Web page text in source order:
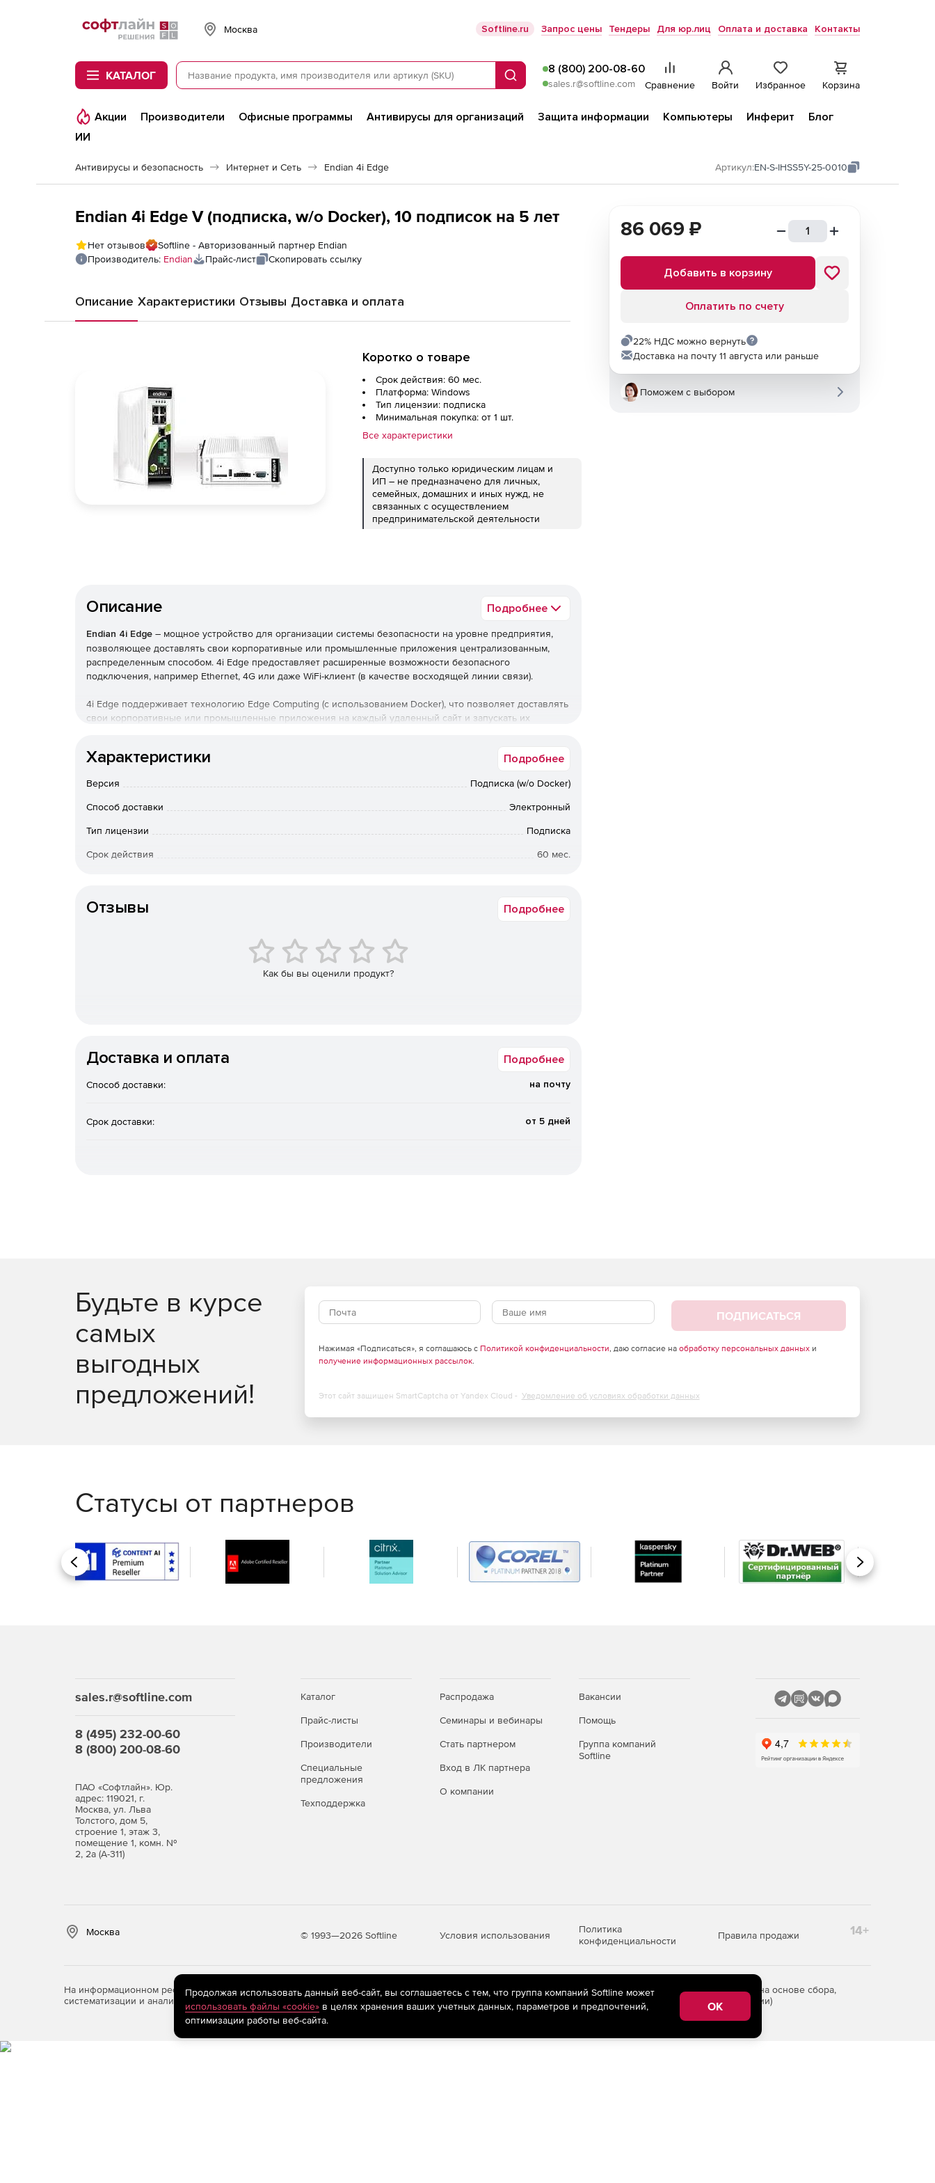
Softline
Москва Softline.ru Запрос цены Тендеры Для юр.лиц Оплата и доставка Контакты
КАТАЛОГ Поиск
8 (800) 200-08-60
sales.r@softline.com Сравнение Войти Избранное Корзина
Акции Производители Офисные программы Антивирусы для организаций Защита информации Компьютеры Инферит
Блог
ИИ
Антивирусы и безопасность Интернет и Сеть Endian 4i Edge Артикул:EN-S-IHSS5Y-25-0010
Endian 4i Edge V (подписка, w/o Docker), 10 подписок на 5 лет
Нет отзывов
Softline - Авторизованный партнер Endian
Производитель: Endian Прайс-лист Скопировать ссылку
Описание Характеристики Отзывы Доставка и оплата
Коротко о товаре
Срок действия: 60 мес.
Платформа: Windows
Тип лицензии: подписка
Минимальная покупка: от 1 шт.
Все характеристики
Доступно только юридическим лицам и
ИП – не предназначено для личных,
семейных, домашних и иных нужд, не
связанных с осуществлением
предпринимательской деятельности
Описание Подробнее
Endian 4i Edge – мощное устройство для организации системы безопасности на уровне предприятия,
позволяющее доставлять свои корпоративные или промышленные приложения централизованным,
распределенным способом. 4i Edge предоставляет расширенные возможности безопасного
подключения, например Ethernet, 4G или даже WiFi-клиент (в качестве восходящей линии связи).
4i Edge поддерживает технологию Edge Computing (с использованием Docker), что позволяет доставлять
свои корпоративные или промышленные приложения на каждый удаленный сайт и запускать их
3 порта Gigabit Ethernet.
Поддержка модуля 4G (внутренняя).
Рабочая температура от 0 до + 60 ° C
Характеристики Подробнее
Версия Подписка (w/o Docker)
Способ доставки Электронный
Тип лицензии Подписка
Срок действия 60 мес.
Отзывы Подробнее
Как бы вы оценили продукт?
Доставка и оплата Подробнее
Способ доставки: на почту
Срок доставки: от 5 дней
86 069 ₽
Добавить в корзину
Оплатить по счету
22% НДС можно вернуть
Доставка на почту 11 августа или раньше
Поможем с выбором
Будьте в курсе
самых
выгодных
предложений!
ПОДПИСАТЬСЯ
Нажимая «Подписаться», я соглашаюсь с Политикой конфиденциальности, даю согласие на обработку персональных данныхи
получение информационных рассылок.
Этот сайт защищен SmartCaptcha от Yandex Cloud - Уведомление об условиях обработки данных
Статусы от партнеров
Назад Вперед
sales.r@softline.com
8 (495) 232-00-60
8 (800) 200-08-60
ПАО «Софтлайн». Юр.
адрес: 119021, г.
Москва, ул. Льва
Толстого, дом 5,
строение 1, этаж 3,
помещение 1, комн. №
2, 2а (А-311)
Каталог
Прайс-листы
Производители
Специальные
предложения
Техподдержка
Распродажа
Семинары и вебинары
Стать партнером
Вход в ЛК партнера
О компании
Вакансии
Помощь
Группа компаний
Softline
Москва © 1993—2026 Softline Условия использования
Политика
конфиденциальности
Правила продажи 14+
На информационном ресурсе store.softline.ru применяютсярекомендательные технологии(информационные технологии предоставления информации на основе сбора,
систематизации и анализа сведений, относящихся к предпочтениям пользователей сети «Интернет», находящихся на территории Российской Федерации)
Продолжая использовать данный веб-сайт, вы соглашаетесь с тем, что группа компаний Softline может
использовать файлы «cookie»в целях хранения ваших учетных данных, параметров и предпочтений,
оптимизации работы веб-сайта.
OK